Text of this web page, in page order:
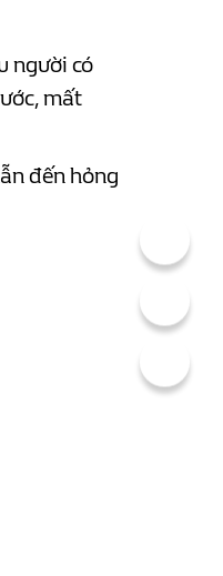
người có
mất
đến hỏng